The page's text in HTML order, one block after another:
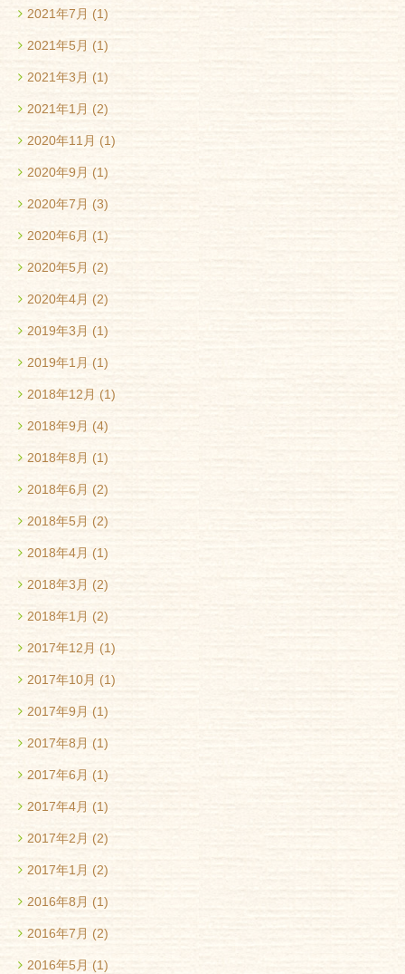
2021年7月 (1)
2021年5月 (1)
2021年3月 (1)
2021年1月 (2)
2020年11月 (1)
2020年9月 (1)
2020年7月 (3)
2020年6月 (1)
2020年5月 (2)
2020年4月 (2)
2019年3月 (1)
2019年1月 (1)
2018年12月 (1)
2018年9月 (4)
2018年8月 (1)
2018年6月 (2)
2018年5月 (2)
2018年4月 (1)
2018年3月 (2)
2018年1月 (2)
2017年12月 (1)
2017年10月 (1)
2017年9月 (1)
2017年8月 (1)
2017年6月 (1)
2017年4月 (1)
2017年2月 (2)
2017年1月 (2)
2016年8月 (1)
2016年7月 (2)
2016年5月 (1)